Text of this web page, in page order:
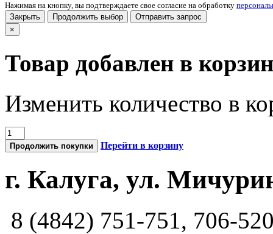
Нажимая на кнопку, вы подтверждаете свое согласие на обработку
Закрыть
Продолжить выбор
Отправить запрос
×
Товар добавлен в
Изменить количество в
Продолжить покупки Перейти в корзину
г. Калуга, ул.
8 (4842) 751-751, 706-